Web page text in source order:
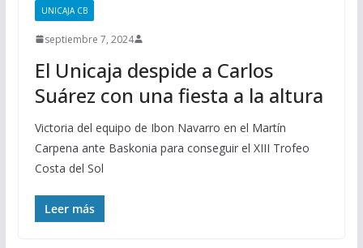
UNICAJA CB
septiembre 7, 2024
El Unicaja despide a Carlos
Suárez con una fiesta a la altura
Victoria del equipo de Ibon Navarro en el Martín
Carpena ante Baskonia para conseguir el XIII Trofeo
Costa del Sol
Leer más